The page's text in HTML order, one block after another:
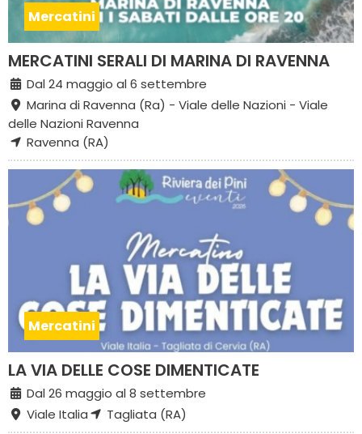
Mercatini
MERCATINI SERALI DI MARINA DI RAVENNA
Dal 24 maggio al 6 settembre
Marina di Ravenna (Ra) - Viale delle Nazioni - Viale
delle Nazioni Ravenna
Ravenna (RA)
Mercatini
LA VIA DELLE COSE DIMENTICATE
Dal 26 maggio al 8 settembre
Viale Italia
Tagliata (RA)